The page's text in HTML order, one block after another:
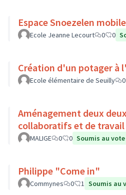
Espace Snoezelen mobile
Ecole Jeanne Lecourt 0 0
Création d'un potager à
Ecole élémentaire de Seuilly 0
Aménagement deux
collaboratifs et de
MALIGE 0 0 Soumis au vote
Philippe "Come in"
Commynes 0 1 Soumis au